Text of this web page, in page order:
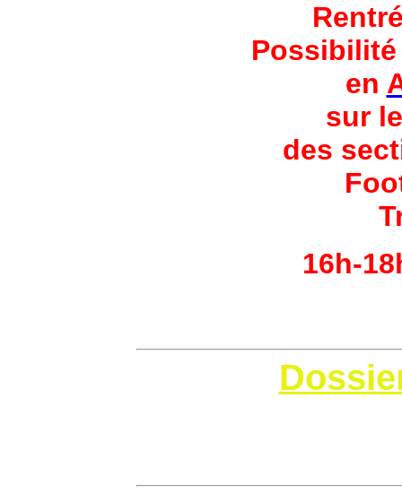
en
sur
des
16h-